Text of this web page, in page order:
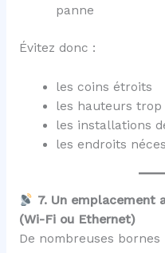
panne
Évitez donc :
les coins étroits
les hauteurs trop
les installations
les endroits
7. Un emplacement
(Wi-Fi ou Ethernet)
De nombreuses